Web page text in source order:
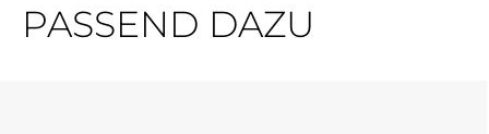
PASSEND DAZU